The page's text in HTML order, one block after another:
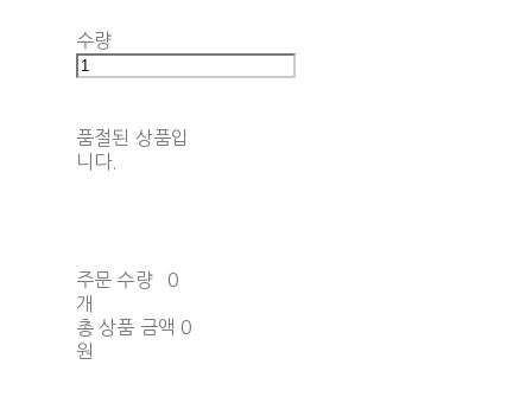
수량
품절된 상품입
니다.
주문 수량
0
개
총 상품 금액 0
원